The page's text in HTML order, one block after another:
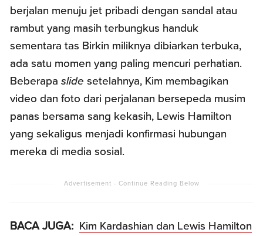
berjalan menuju jet pribadi dengan sandal atau
rambut yang masih terbungkus handuk
sementara tas Birkin miliknya dibiarkan terbuka,
ada satu momen yang paling mencuri perhatian.
Beberapaslide setelahnya, Kim membagikan
video dan foto dari perjalanan bersepeda musim
panas bersama sang kekasih, Lewis Hamilton
yang sekaligus menjadi konfirmasi hubungan
mereka di media sosial.
BACA JUGA: Kim Kardashian dan Lewis Hamilton